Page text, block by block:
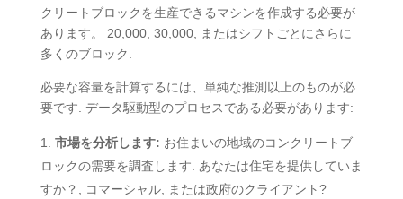
クリートブロックを生産できるマシンを作成する必要が
あります。 20,000, 30,000, またはシフトごとにさらに
多くのブロック.
必要な容量を計算するには、単純な推測以上のものが必
要です. データ駆動型のプロセスである必要があります:
市場を分析します: お住まいの地域のコンクリートブ
ロックの需要を調査します. あなたは住宅を提供していま
すか？, コマーシャル, または政府のクライアント?